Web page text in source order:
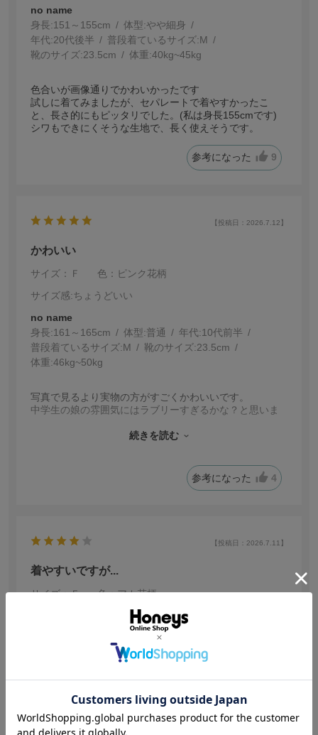
no name
身長:151～155cm 体型:細身
年代:20代後半 普段着ているサイズ:M
靴のサイズ:23.5cm 体重:40kg~45kg
色合いが画像通りでかわいかったです
試しに着てみましたが、セパレートで着やすかったこ
と、長さ的にもピッタリでした。(私は身長155cmです)
シワもできにくそうな生地で、長く使えそうです。
参考になった 9
【投稿日：2026.7.12】
かわいい
サイズ：Ｆ
色：ピンク花柄
サイズ感:ちょうどいい
no name
身長:161～165cm 体型:普通 年代:10代前半
普段着ているサイズ:M 靴のサイズ:23.5cm
体重:46kg~50kg
写真で見るより実物の方がすごくかわいいです。
中学生の娘の雰囲気にはラブリーすぎるかな？と思いま
気に着こなせました。続きを読む
参考になった 4
【投稿日：2026.7.11】
着やすいですが...
サイズ：Ｆ
色：アカ花柄
体型:普通 年代:20代後半
155センチ、骨格ウェーブです。セパレートタイプ初めて
購入しましたが1人でも着やすくて色味も可愛くて良かっ
たです。